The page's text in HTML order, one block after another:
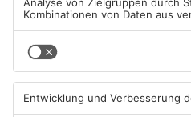
Schwimmbäder im
Primaveraland weisen teils
erhebliche Mängel auf